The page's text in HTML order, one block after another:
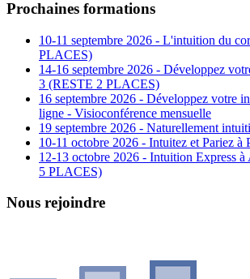
Prochaines formations
10-11 septembre 2026 - L'intuition du
PLACES)
14-16 septembre 2026 - Développez
3 (RESTE 2 PLACES)
16 septembre 2026 - Développez votre
ligne - Visioconférence mensuelle
19 septembre 2026 - Naturellement
10-11 octobre 2026 - Intuitez et Pariez à
12-13 octobre 2026 - Intuition Express
5 PLACES)
Nous rejoindre